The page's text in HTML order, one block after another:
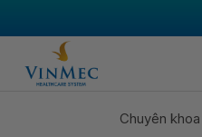
Chuyên khoa